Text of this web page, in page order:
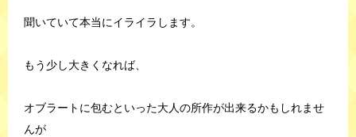
聞いていて本当にイライラします。
もう少し大きくなれば、
オブラートに包むといった大人の所作が出来るかもしれませ
んが